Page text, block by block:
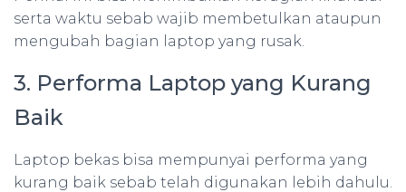
serta waktu sebab wajib membetulkan ataupun
mengubah bagian laptop yang rusak.
3. Performa Laptop yang Kurang
Baik
Laptop bekas bisa mempunyai performa yang
kurang baik sebab telah digunakan lebih dahulu.